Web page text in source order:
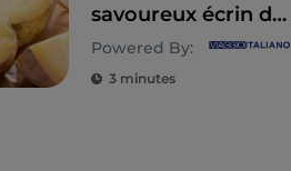
savoureux écrin de
plats et de produits
« identitaires »
Powered By:
3 minutes